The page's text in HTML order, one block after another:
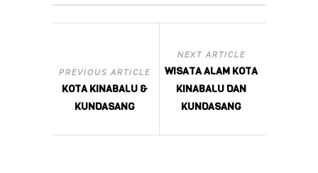
PREVIOUS ARTICLE
KOTA KINABALU &
KUNDASANG
NEXT ARTICLE
WISATA ALAM KOTA
KINABALU DAN
KUNDASANG